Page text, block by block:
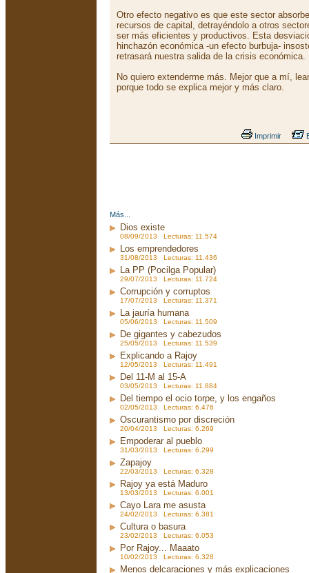
Otro efecto negativo es que este sector
recursos de capital, detrayéndolo a otros
ser más eficientes y productivos. Esta
hinchazón económica -un efecto burbuja-
retrasará nuestra salida de la crisis económica.
No quiero extenderme más. Mejor que a mí,
porque todo se explica mejor y más claro.
Imprimir
Más...
Dios existe
08/09/2013 Lecturas: 11.574
Los emprendedores
31/08/2013 Lecturas: 11.436
La PP (Pocilga Popular)
29/07/2013 Lecturas: 11.724
Corrupción y corruptos
17/07/2013 Lecturas: 11.371
La jauría humana
05/06/2013 Lecturas: 11.509
De gigantes y cabezudos
25/05/2013 Lecturas: 11.539
Explicando a Rajoy
12/05/2013 Lecturas: 11.491
Del 11-M al 15-A
03/05/2013 Lecturas: 11.884
Del tiempo el ocio torpe, y los engaños
02/05/2013 Lecturas: 6.476
Oscurantismo por discreción
20/04/2013 Lecturas: 6.269
Empoderar al pueblo
31/03/2013 Lecturas: 6.299
Zapajoy
22/03/2013 Lecturas: 6.328
Rajoy ya está Maduro
13/03/2013 Lecturas: 6.001
Cayo Lara me asusta
24/02/2013 Lecturas: 6.381
Cultura o basura
23/02/2013 Lecturas: 6.053
Por Rajoy... Maaato
10/02/2013 Lecturas: 6.328
Menos delcaraciones y más explicaciones